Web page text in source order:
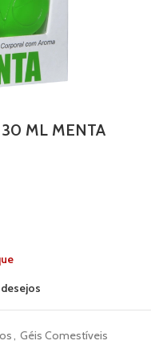
30 ML MENTA
, Géis Comestíveis